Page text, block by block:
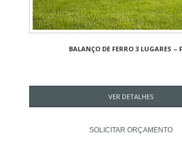
BALANÇO DE FERRO 3 LUGARES –
VER DETALHES
SOLICITAR ORÇAMENTO